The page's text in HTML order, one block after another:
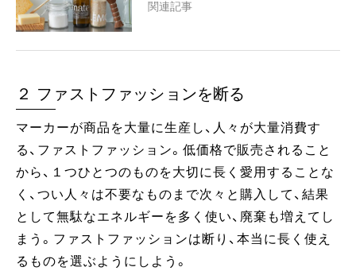
関連記事
２ ファストファッションを断る
マーカーが商品を大量に生産し、人々が大量消費す
る、ファストファッション。低価格で販売されること
から、１つひとつのものを大切に長く愛用することな
く、つい人々は不要なものまで次々と購入して、結果
として無駄なエネルギーを多く使い、廃棄も増えてし
まう。ファストファッションは断り、本当に長く使え
るものを選ぶようにしよう。